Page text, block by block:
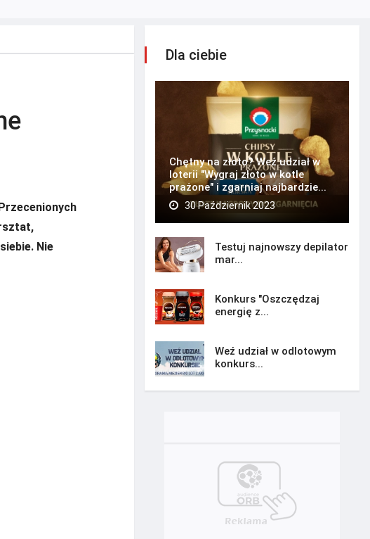
Nie
Dla ciebie
Chętny na złoto? Weź udział w
loterii "Wygraj złoto w kotle
prażone" i zgarniaj najbardzie...
30 Październik 2023
Testuj najnowszy depilator
mar...
Konkurs "Oszczędzaj
energię z...
Weź udział w odlotowym
konkurs...